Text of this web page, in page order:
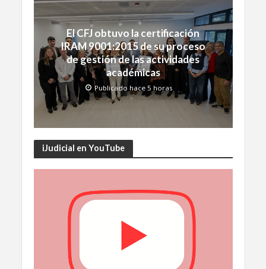
El CFJ obtuvo la certificación
IRAM 9001:2015 de su proceso
de gestión de las actividades
académicas
Publicado hace 5 horas
iJudicial en YouTube